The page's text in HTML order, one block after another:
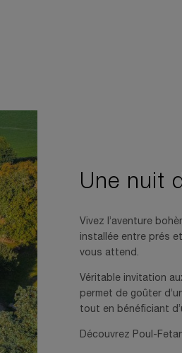
Une nuit
Vivez l’aventure
installée entre prés
vous attend.
Véritable invitation
permet de goûter
tout en bénéficiant
Découvrez Poul-